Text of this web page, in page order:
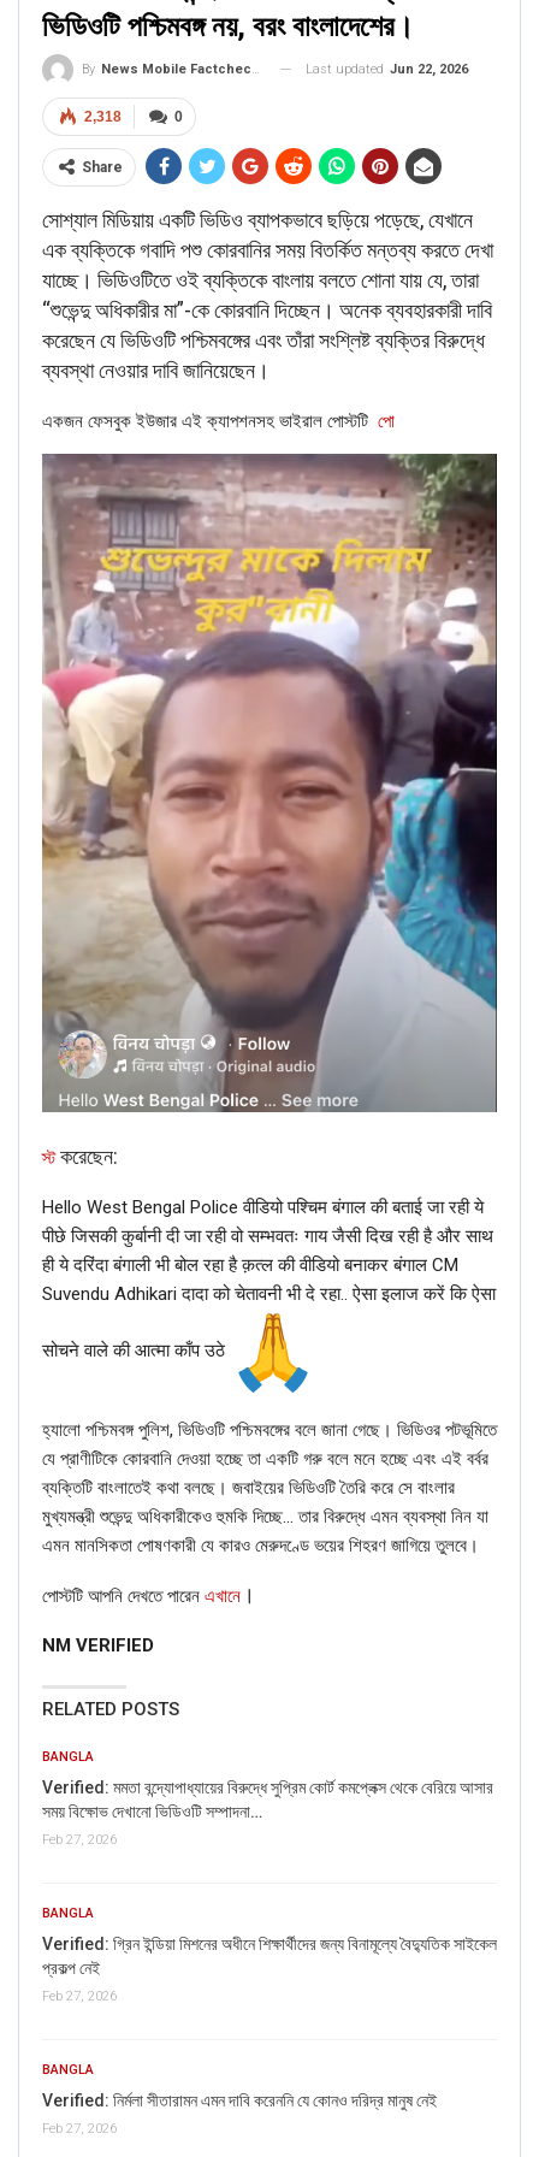
RELATED POSTS
BANGLA
Verified: শুভেন্দু অধিকারীকে নিয়ে ব্যঙ্গাত্মক ভিডিওটি পশ্চিমবঙ্গ নয়, বরং
বাংলাদেশের।
Jun 22, 2026
BANGLA
Verified: মমতা বন্দ্যোপাধ্যায়ের বিরুদ্ধে সুপ্রিম কোর্ট কমপ্লেক্স থেকে বেরিয়ে আসার
সময় বিক্ষোভ দেখানো ভিডিওটি সম্পাদনা…
Feb 27, 2026
BANGLA
Verified: গ্রিন ইন্ডিয়া মিশনের অধীনে শিক্ষার্থীদের জন্য বিনামূল্যে বৈদ্যুতিক সাইকেল
প্রকল্প নেই
Feb 27, 2026
ওয়ানইন্ডিয়া নিউজ ১৪ মার্চ, ২০২৪-এ পোস্ট করেছে। প্রাসঙ্গিক অংশটি ১৩-
মিনিট এবং ১৪-মিনিট-৩০-সেকেন্ডের টাইমস্ট্যাম্পের মধ্যে ঘটে।
ঘটনার ক্রমটি নিম্নরূপ প্রকাশ পেয়েছে:
প্রথমে একজন ব্যক্তি রাহুল গান্ধীর মাথায় পাগড়ি পরিয়ে দেন। ইতিমধ্যে, অন্য
একজন তাঁকে একটি মূর্তি উপহার দেওয়ার চেষ্টা করেছিলেন। কিন্তু লোকেরা যখন
সময়ে, কংগ্রেস নেতা পাগড়ি এবং মালা উভয়ই খুলে ফেলেন এবং তারপর মূর্তি
গ্রহণ করেন।
সুতরাং, এটি স্পষ্ট যে ভাইরাল ভিডিওটি বিভ্রান্তিকর দাবিসহ সম্পাদনা ও শেয়ার
করা হয়েছিল।
If you want to fact-check any story,
WhatsApp it now on +91 11 7127 9799
ভিডিওটি পশ্চিমবঙ্গ নয়, বরং বাংলাদেশের।
By News Mobile Factcheck Bureau Last updated Jun 22, 2026
0
2,318
Share
সোশ্যাল মিডিয়ায় একটি ভিডিও ব্যাপকভাবে ছড়িয়ে পড়েছে, যেখানে
এক ব্যক্তিকে গবাদি পশু কোরবানির সময় বিতর্কিত মন্তব্য করতে দেখা
যাচ্ছে। ভিডিওটিতে ওই ব্যক্তিকে বাংলায় বলতে শোনা যায় যে, তারা
“শুভেন্দু অধিকারীর মা”-কে কোরবানি দিচ্ছেন। অনেক ব্যবহারকারী দাবি
করেছেন যে ভিডিওটি পশ্চিমবঙ্গের এবং তাঁরা সংশ্লিষ্ট ব্যক্তির বিরুদ্ধে
ব্যবস্থা নেওয়ার দাবি জানিয়েছেন।
একজন ফেসবুক ইউজার এই ক্যাপশনসহ ভাইরাল পোস্টটি পো
স্ট করেছেন:
Hello West Bengal Police वीडियो पश्चिम बंगाल की बताई जा रही ये
पीछे जिसकी कुर्बानी दी जा रही वो सम्भवतः गाय जैसी दिख रही है और साथ
ही ये दरिंदा बंगाली भी बोल रहा है क़त्ल की वीडियो बनाकर बंगाल CM
Suvendu Adhikari दादा को चेतावनी भी दे रहा.. ऐसा इलाज करें कि ऐसा
सोचने वाले की आत्मा काँप उठे
হ্যালো পশ্চিমবঙ্গ পুলিশ, ভিডিওটি পশ্চিমবঙ্গের বলে জানা গেছে। ভিডিওর পটভূমিতে
যে প্রাণীটিকে কোরবানি দেওয়া হচ্ছে তা একটি গরু বলে মনে হচ্ছে এবং এই বর্বর
ব্যক্তিটি বাংলাতেই কথা বলছে। জবাইয়ের ভিডিওটি তৈরি করে সে বাংলার
মুখ্যমন্ত্রী শুভেন্দু অধিকারীকেও হুমকি দিচ্ছে… তার বিরুদ্ধে এমন ব্যবস্থা নিন যা
এমন মানসিকতা পোষণকারী যে কারও মেরুদণ্ডে ভয়ের শিহরণ জাগিয়ে তুলবে।
পোস্টটি আপনি দেখতে পারেন এখানে ।
NM VERIFIED
RELATED POSTS
BANGLA
Verified: মমতা বন্দ্যোপাধ্যায়ের বিরুদ্ধে সুপ্রিম কোর্ট কমপ্লেক্স থেকে বেরিয়ে আসার
সময় বিক্ষোভ দেখানো ভিডিওটি সম্পাদনা…
Feb 27, 2026
BANGLA
Verified: গ্রিন ইন্ডিয়া মিশনের অধীনে শিক্ষার্থীদের জন্য বিনামূল্যে বৈদ্যুতিক সাইকেল
প্রকল্প নেই
Feb 27, 2026
BANGLA
Verified: নির্মলা সীতারামন এমন দাবি করেননি যে কোনও দরিদ্র মানুষ নেই
Feb 27, 2026